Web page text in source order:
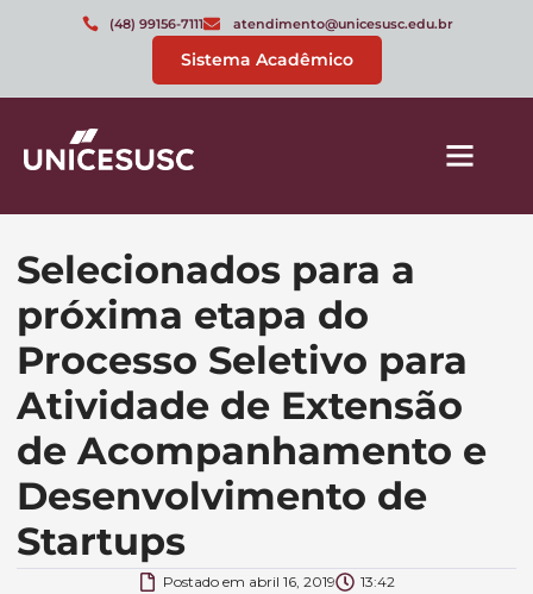
(48) 99156-7111 atendimento@unicesusc.edu.br
Sistema Acadêmico
Selecionados para a
próxima etapa do
Processo Seletivo para
Atividade de Extensão
de Acompanhamento e
Desenvolvimento de
Startups
Postado em abril 16, 2019 13:42